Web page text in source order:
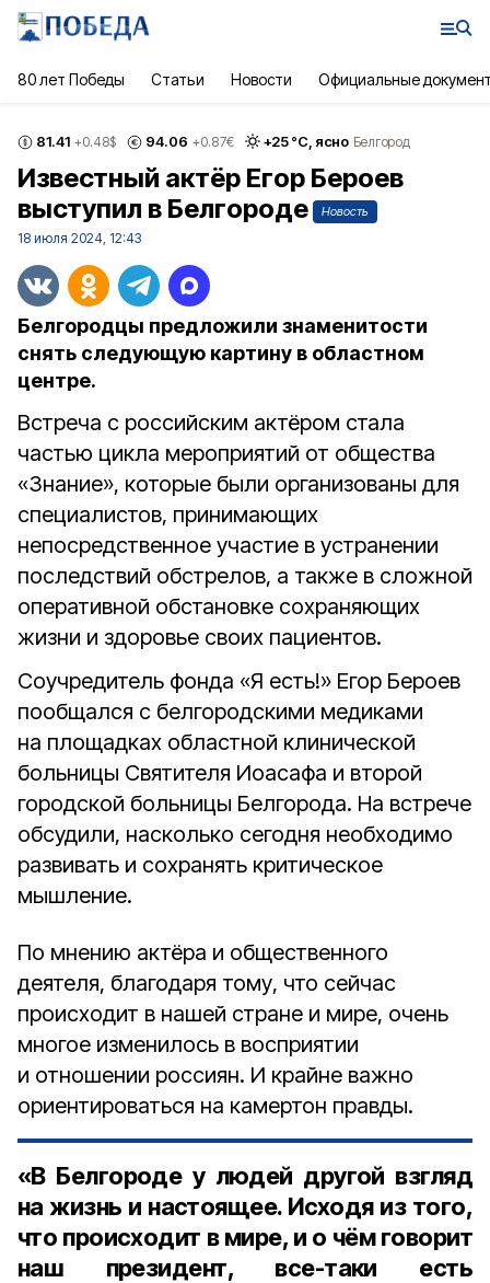
80 лет Победы Статьи Новости Официальные
81.41 +0.48$ 94.06 +0.87€ +25°С, ясно Белгород
Известный актёр Егор Бероев
выступил в Белгороде
Новость
18 июля 2024, 12:43
Белгородцы предложили знаменитости
снять следующую картину в областном
центре.
Встреча с российским актёром стала
частью цикла мероприятий от общества
«Знание», которые были организованы для
специалистов, принимающих
непосредственное участие в устранении
последствий обстрелов, а также в сложной
оперативной обстановке сохраняющих
жизни и здоровье своих пациентов.
Соучредитель фонда «Я есть!» Егор Бероев
пообщался с белгородскими медиками
на площадках областной клинической
больницы Святителя Иоасафа и второй
городской больницы Белгорода. На встрече
обсудили, насколько сегодня необходимо
развивать и сохранять критическое
мышление.
По мнению актёра и общественного
деятеля, благодаря тому, что сейчас
происходит в нашей стране и мире, очень
многое изменилось в восприятии
и отношении россиян. И крайне важно
ориентироваться на камертон правды.
«В Белгороде у людей другой взгляд
на жизнь и настоящее. Исходя из того,
что происходит в мире, и о чём говорит
наш президент, все-таки есть